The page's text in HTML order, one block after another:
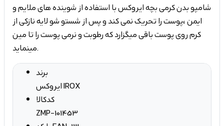
شامپو بدن کرمی بچه ایروکس با استفاده از شوینده های ملایم و
ایمن ،پوست را تحریک نمی کند و پس از شستو شو لایه نازکی از
کرم روی پوست باقی میگزارد که رطوبت و نرمی پوست را تا مین
مینماید.
برند
ایروکس IROX
کدکالا
ZMP-101453